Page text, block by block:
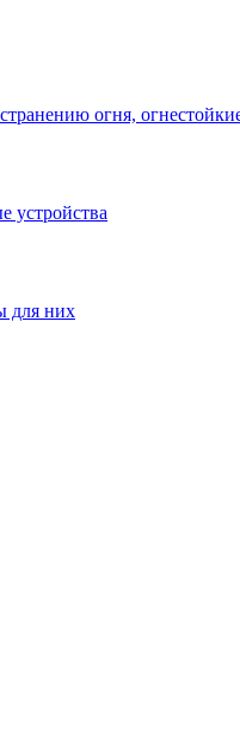
огня,
устройства
для них